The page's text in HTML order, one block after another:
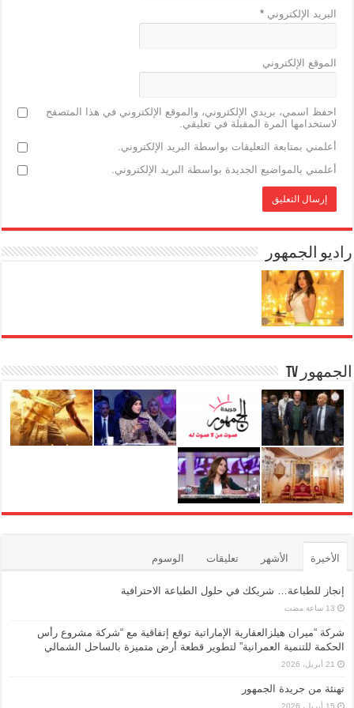
البريد الإلكتروني*
الموقع الإلكتروني
احفظ اسمي، بريدي الإلكتروني، والموقع الإلكتروني في هذا المتصفح
لاستخدامها المرة المقبلة في تعليقي.
أعلمني بمتابعة التعليقات بواسطة البريد الإلكتروني.
أعلمني بالمواضيع الجديدة بواسطة البريد الإلكتروني.
راديو الجمهور
الجمهور TV
الأخيرة الأشهر تعليقات الوسوم
إنجاز للطباعة… شريكك في حلول الطباعة الاحترافية
شركة “ميران هيلزالعقارية الإماراتية توقع إتفاقية مع “شركة مشروع رأس
الحكمة للتنمية العمرانية” لتطوير قطعة أرض متميزة بالساحل الشمالي
21 أبريل، 2026
تهنئة من جريدة الجمهور
15 أبريل، 2026